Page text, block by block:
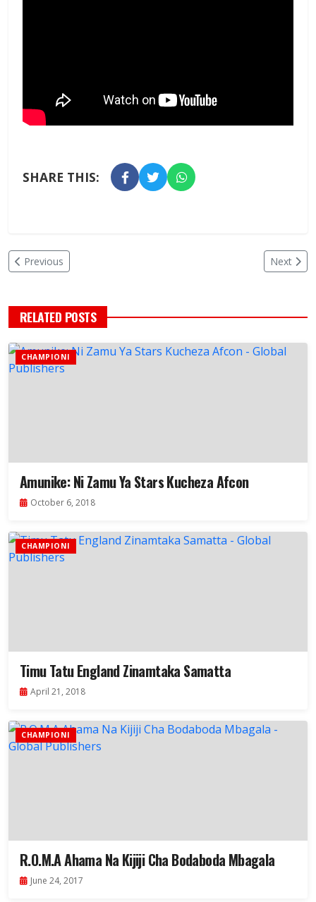
SHARE THIS:
Previous Next
RELATED POSTS
CHAMPIONI
Amunike: Ni Zamu Ya Stars Kucheza Afcon
October 6, 2018
CHAMPIONI
Timu Tatu England Zinamtaka Samatta
April 21, 2018
CHAMPIONI
R.O.M.A Ahama Na Kijiji Cha Bodaboda Mbagala
June 24, 2017